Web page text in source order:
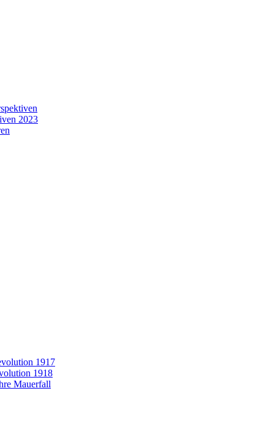
2023
1917
1918
Mauerfall